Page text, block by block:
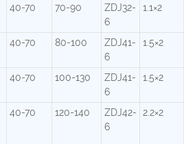
40-70 70-90
ZDJ32-
6
1.1×2
40-70 80-100
ZDJ41-
6
1.5×2
40-70 100-130
ZDJ41-
6
1.5×2
40-70 120-140
ZDJ42-
6
2.2×2